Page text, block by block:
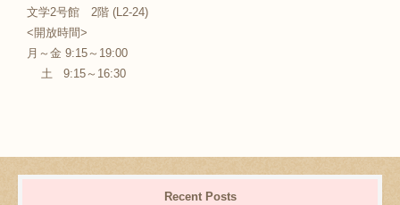
文学2号館 2階 (L2-24)
<開放時間>
月～金 9:15～19:00
土 9:15～16:30
Recent Posts